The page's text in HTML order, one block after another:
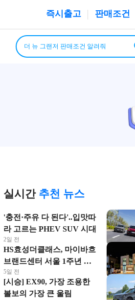
즉시출고 판매조건
실시간 추천 뉴스
'충전·주유 다 된다'..입맛따
라 고르는 PHEV SUV 시대
2일 전
HS효성더클래스, 마이바흐
브랜드센터 서울 1주년 맞
이해
5일 전
[시승] EX90, 가장 조용한
볼보의 가장 큰 울림